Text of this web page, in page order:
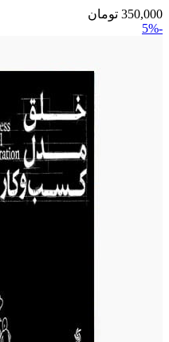
350,000 تومان
-5%